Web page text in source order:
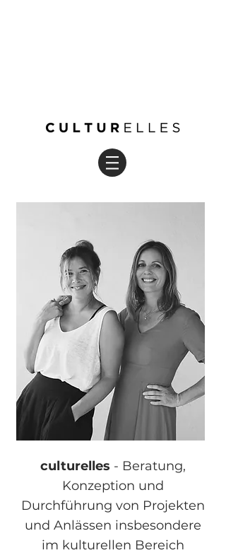
culturelles - Beratung,
Konzeption und
Durchführung von Projekten
und Anlässen insbesondere
im kulturellen Bereich